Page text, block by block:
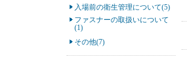
入場前の衛生管理について(5)
ファスナーの取扱いについて
(1)
その他(7)